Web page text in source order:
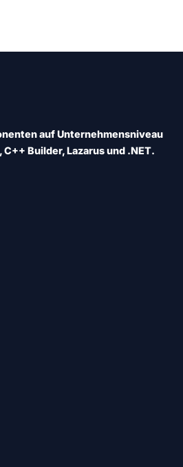
auf Unternehmensniveau
Builder, Lazarus und .NET.